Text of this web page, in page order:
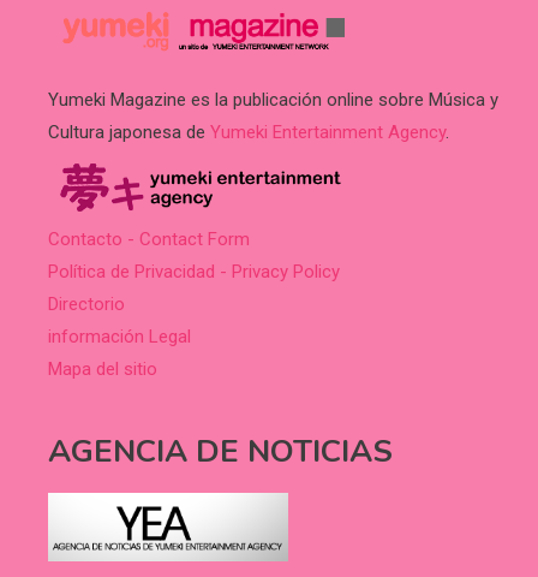
Yumeki Magazine es la publicación online sobre Música y
Cultura japonesa de Yumeki Entertainment Agency.
Contacto - Contact Form
Política de Privacidad - Privacy Policy
Directorio
información Legal
Mapa del sitio
AGENCIA DE NOTICIAS